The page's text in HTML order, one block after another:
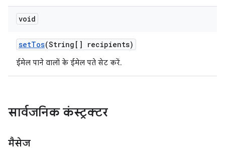
void
setTos(String[] recipients)
ईमेल पाने वालों के ईमेल पते सेट करें.
सार्वजनिक कंस्ट्रक्टर
मैसेज